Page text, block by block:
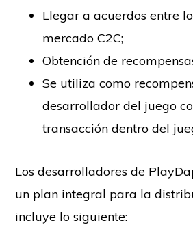
Llegar a acuerdos entre
mercado C2C;
Obtención de
Se utiliza como
desarrollador del juego
transacción dentro del
Los desarrolladores de
un plan integral para la
incluye lo siguiente: